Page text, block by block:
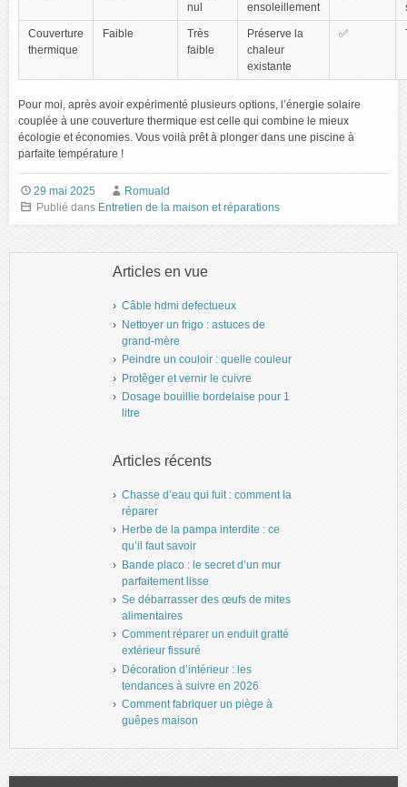
nul
ensoleillement
Couverture
thermique
Faible
Très
faible
Préserve la
chaleur
existante
✅
Pour moi, après avoir expérimenté plusieurs options, l’énergie solaire
couplée à une couverture thermique est celle qui combine le mieux
écologie et économies. Vous voilà prêt à plonger dans une piscine à
parfaite température !
29 mai 2025
Romuald
Publié dans Entretien de la maison et réparations
Articles en vue
Câble hdmi defectueux
Nettoyer un frigo : astuces de
grand-mère
Peindre un couloir : quelle couleur
Protêger et vernir le cuivre
Dosage bouillie bordelaise pour 1
litre
Articles récents
Chasse d’eau qui fuit : comment la
réparer
Herbe de la pampa interdite : ce
qu’il faut savoir
Bande placo : le secret d’un mur
parfaitement lisse
Se débarrasser des œufs de mites
alimentaires
Comment réparer un enduit gratté
extérieur fissuré
Décoration d’intérieur : les
tendances à suivre en 2026
Comment fabriquer un piège à
guêpes maison